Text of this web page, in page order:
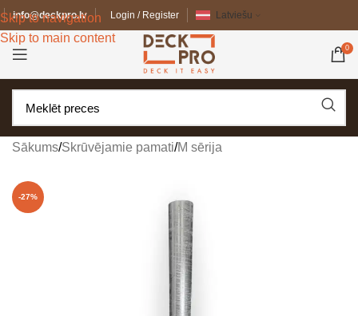
Skip to navigation
Skip to main content
info@deckpro.lv Login / Register Latviešu
0
Sākums/Skrūvējamie pamati/M sērija
-27%